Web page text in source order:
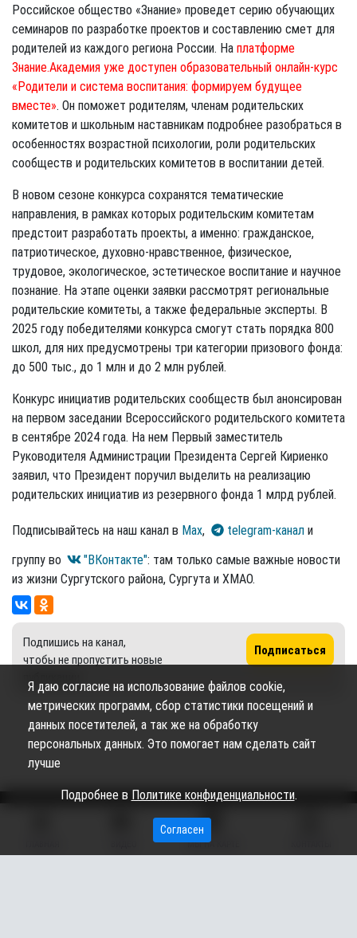
Российское общество «Знание» проведет серию обучающих
семинаров по разработке проектов и составлению смет для
родителей из каждого региона России. На платформе
Знание.Академия уже доступен образовательный онлайн-курс
«Родители и система воспитания: формируем будущее
вместе». Он поможет родителям, членам родительских
комитетов и школьным наставникам подробнее разобраться в
особенностях возрастной психологии, роли родительских
сообществ и родительских комитетов в воспитании детей.
В новом сезоне конкурса сохранятся тематические
направления, в рамках которых родительским комитетам
предстоит разработать проекты, а именно: гражданское,
патриотическое, духовно-нравственное, физическое,
трудовое, экологическое, эстетическое воспитание и научное
познание. На этапе оценки заявки рассмотрят региональные
родительские комитеты, а также федеральные эксперты. В
2025 году победителями конкурса смогут стать порядка 800
школ, для них предусмотрены три категории призового фонда:
до 500 тыс., до 1 млн и до 2 млн рублей.
Конкурс инициатив родительских сообществ был анонсирован
на первом заседании Всероссийского родительского комитета
в сентябре 2024 года. На нем Первый заместитель
Руководителя Администрации Президента Сергей Кириенко
заявил, что Президент поручил выделить на реализацию
родительских инициатив из резервного фонда 1 млрд рублей.
Подписывайтесь на наш канал в Max, telegram-канал и
группу во
"ВКонтакте": там только самые важные новости
из жизни Сургутского района, Сургута и ХМАО.
Подпишись на канал,
чтобы не пропустить новые
Подписаться
Сетевое издание «Вестник Сургутского района» (16+)
МЫ НА КАРТЕ
Я даю согласие на использование файлов cookie,
метрических программ, сбор статистики посещений и
данных посетителей, а так же на обработку
персональных данных. Это помогает нам сделать сайт
лучше
Подробнее в Политике конфиденциальности.
Согласен